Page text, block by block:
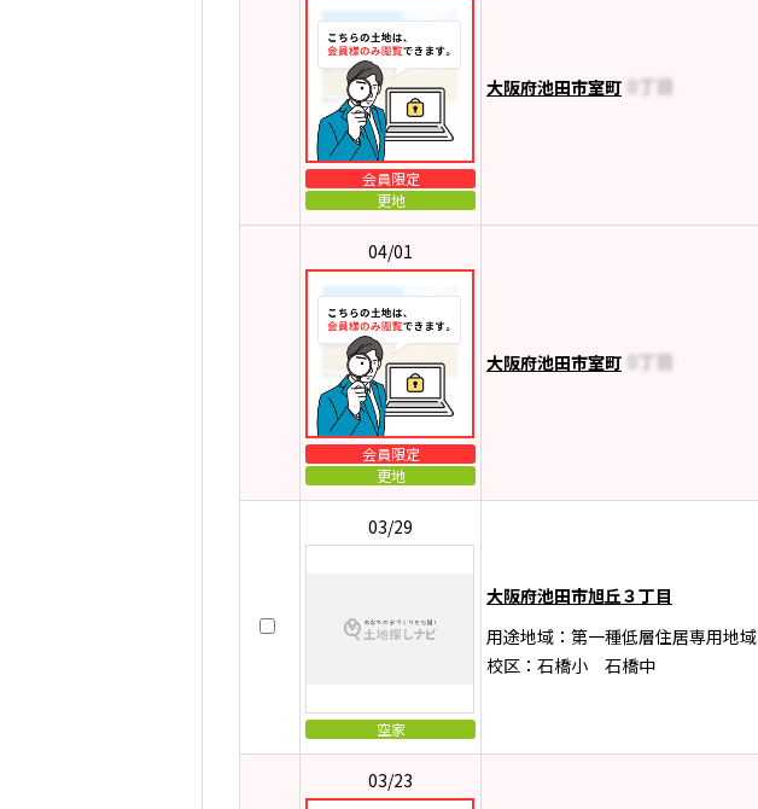
会員限定
更地
大阪府池田市室町
04/01
会員限定
更地
大阪府池田市室町
03/29
空家
大阪府池田市旭丘３丁目
用途地域：第一種低層住居専用地域
校区：石橋小 石橋中
03/23